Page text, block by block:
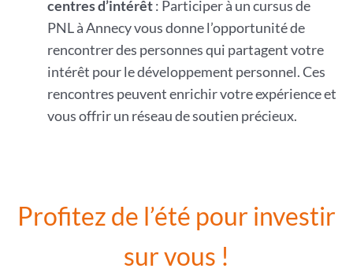
centres d’intérêt: Participer à un cursus de
PNL à Annecy vous donne l’opportunité de
rencontrer des personnes qui partagent votre
intérêt pour le développement personnel. Ces
rencontres peuvent enrichir votre expérience et
vous offrir un réseau de soutien précieux.
Profitez de l’été pour investir
sur vous !